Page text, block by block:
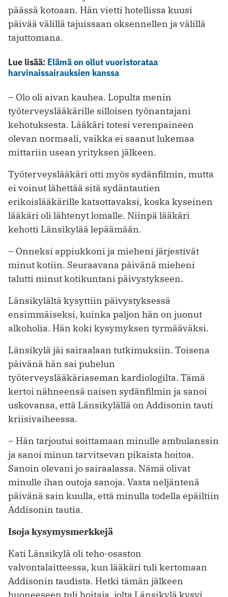
päässä kotoaan. Hän vietti hotellissa kuusi
päivää välillä tajuissaan oksennellen ja välillä
tajuttomana.
Lue lisää: Elämä on ollut vuoristorataa
harvinaissairauksien kanssa
– Olo oli aivan kauhea. Lopulta menin
työterveyslääkärille silloisen työnantajani
kehotuksesta. Lääkäri totesi verenpaineen
olevan normaali, vaikka ei saanut lukemaa
mittariin usean yrityksen jälkeen.
Työterveyslääkäri otti myös sydänfilmin, mutta
ei voinut lähettää sitä sydäntautien
erikoislääkärille katsottavaksi, koska kyseinen
lääkäri oli lähtenyt lomalle. Niinpä lääkäri
kehotti Länsikylää lepäämään.
– Onneksi appiukkoni ja mieheni järjestivät
minut kotiin. Seuraavana päivänä mieheni
talutti minut kotikuntani päivystykseen.
Länsikylältä kysyttiin päivystyksessä
ensimmäiseksi, kuinka paljon hän on juonut
alkoholia. Hän koki kysymyksen tyrmääväksi.
Länsikylä jäi sairaalaan tutkimuksiin. Toisena
päivänä hän sai puhelun
työterveyslääkäriaseman kardiologilta. Tämä
kertoi nähneensä naisen sydänfilmin ja sanoi
uskovansa, että Länsikylällä on Addisonin tauti
kriisivaiheessa.
– Hän tarjoutui soittamaan minulle ambulanssin
ja sanoi minun tarvitsevan pikaista hoitoa.
Sanoin olevani jo sairaalassa. Nämä olivat
minulle ihan outoja sanoja. Vasta neljäntenä
päivänä sain kuulla, että minulla todella epäiltiin
Addisonin tautia.
Isoja kysymysmerkkejä
Kati Länsikylä oli teho-osaston
valvontalaitteessa, kun lääkäri tuli kertomaan
Addisonin taudista. Hetki tämän jälkeen
huoneeseen tuli hoitaja, jolta Länsikylä kysyi,